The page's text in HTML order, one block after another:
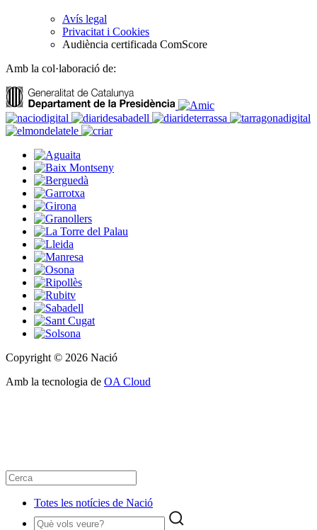
Avís legal
Privacitat i Cookies
Audiència certificada ComScore
Amb la col·laboració de:
Copyright © 2026 Nació
Amb la tecnologia de OA Cloud
Totes les notícies de Nació